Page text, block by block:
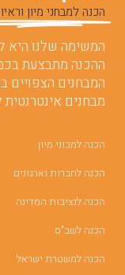
הכנה למבחני מיון
המשימה שלנו היא
ההכנה מתבצעת
המבחנים הצפויים
מבחנים אינטרנטית
הכנה למכוני מיון
הכנה לחברות וארגונים
הכנה לנציבות המדינה
הכנה לשב"ס
הכנה למשטרת ישראל